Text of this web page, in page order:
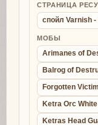
СТРАНИЦА
спойл Varnish
МОБЫ
Arimanes of
Balrog of
Forgotten
Ketra Orc
Ketras Head